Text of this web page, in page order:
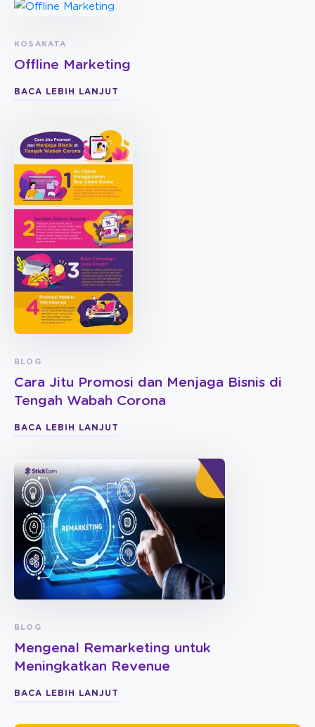
KOSAKATA
Offline Marketing
BACA LEBIH LANJUT
BLOG
Cara Jitu Promosi dan Menjaga Bisnis di
Tengah Wabah Corona
BACA LEBIH LANJUT
BLOG
Mengenal Remarketing untuk
Meningkatkan Revenue
BACA LEBIH LANJUT